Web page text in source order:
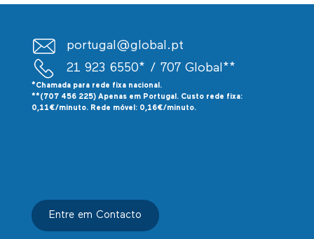
portugal@global.pt
21 923 6550* / 707 Global**
*Chamada para rede fixa nacional.
**(707 456 225) Apenas em Portugal. Custo rede fixa:
0,11€/minuto. Rede móvel: 0,16€/minuto.
Entre em Contacto